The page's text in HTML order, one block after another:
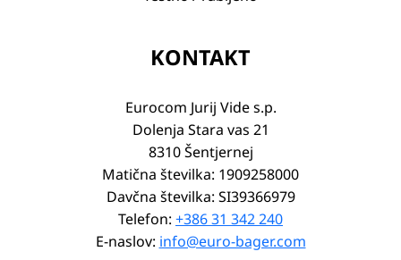
KONTAKT
Eurocom Jurij Vide s.p.
Dolenja Stara vas 21
8310 Šentjernej
Matična številka: 1909258000
Davčna številka: SI39366979
Telefon: +386 31 342 240
E-naslov: info@euro-bager.com